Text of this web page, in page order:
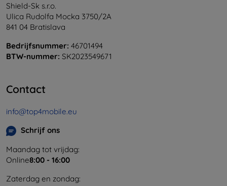
Shield-Sk s.r.o.
Ulica Rudolfa Mocka 3750/2A
841 04 Bratislava
Bedrijfsnummer: 46701494
BTW-nummer: SK2023549671
Contact
info@top4mobile.eu
Schrijf ons
Maandag tot vrijdag:
Online8:00 - 16:00
Zaterdag en zondag: